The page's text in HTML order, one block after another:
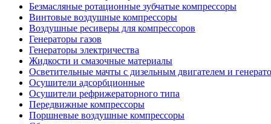
Безмасляные ротационные зубчатые компрессоры
Винтовые воздушные компрессоры
Воздушные ресиверы для компрессоров
Генераторы газов
Генераторы электричества
Жидкости и смазочные материалы
Осветительные мачты с дизельным двигателем и
Осушители адсорбционные
Осушители рефрижераторного типа
Передвижные компрессоры
Поршневые воздушные компрессоры